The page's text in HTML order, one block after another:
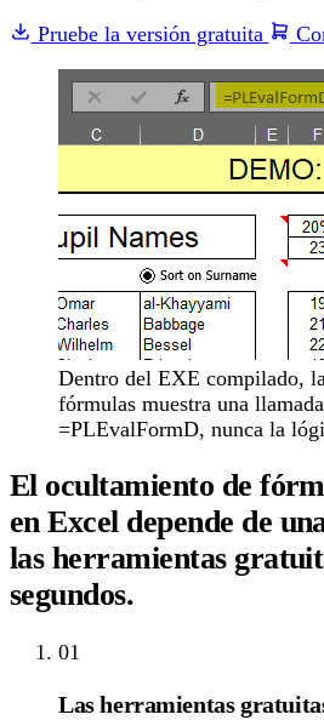
Pruebe la versión gratuita
Dentro del EXE compilado,
fórmulas muestra una
=PLEvalFormD, nunca la
El ocultamiento de
en Excel depende de
las herramientas
segundos.
01
Las herramientas